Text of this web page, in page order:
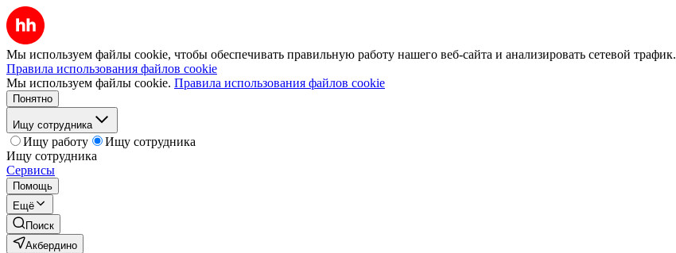
Мы используем файлы cookie, чтобы обеспечивать правильную работу нашего веб-сайта и анализировать сетевой трафик.
Правила использования файлов cookie
Мы используем файлы cookie. Правила использования файлов cookie
Понятно
Ищу сотрудника
Ищу работу
Ищу сотрудника
Ищу сотрудника
Сервисы
Помощь
Ещё
Поиск
Акбердино